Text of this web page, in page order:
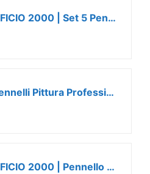
PENNELLIFICIO 2000 | Set 5 Pennelli Pittura Professionali, Pennellessa Universale, Indicato per Smalti e Vernici, Muri, Legno, Ferro, Larghezza Ghiera 20/30 / 40/50 / 70 mm - Made in Italy
4 Set di Pennelli Pittura Professionali,pennello imbianchino,pennello pittura muro,pennelli per dipingere su cartongesso,pennellessa pitturamuri,Pennello,Adatto Per PitturaMurale, Pittura, Fai Da Te
PENNELLIFICIO 2000 | Pennello Pittura, con Manico in Legno Verniciato, Pennellessa Universale, Per Smalti e Vernici, Muri, Legno, Ferro, Larghezza Ghiera 60 mm - Made in Italy